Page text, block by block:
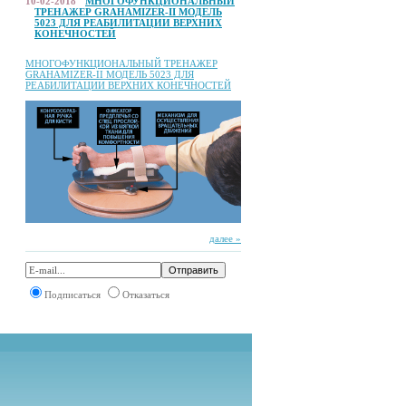
ТРЕНАЖЕР GRAHAMIZER-II МОДЕЛЬ
5023 ДЛЯ РЕАБИЛИТАЦИИ ВЕРХНИХ
КОНЕЧНОСТЕЙ
МНОГОФУНКЦИОНАЛЬНЫЙ ТРЕНАЖЕР
GRAHAMIZER-II МОДЕЛЬ 5023 ДЛЯ
РЕАБИЛИТАЦИИ ВЕРХНИХ КОНЕЧНОСТЕЙ
далее »
Подписаться Отказаться